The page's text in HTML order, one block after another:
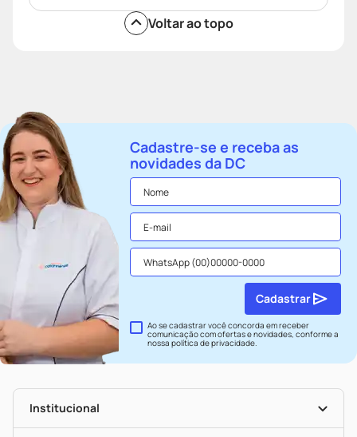
Voltar ao topo
Cadastre-se e receba as
novidades da DC
Ao se cadastrar você concorda em receber
comunicação com ofertas e novidades, conforme a
nossapolítica de privacidade.
Cadastrar
Institucional